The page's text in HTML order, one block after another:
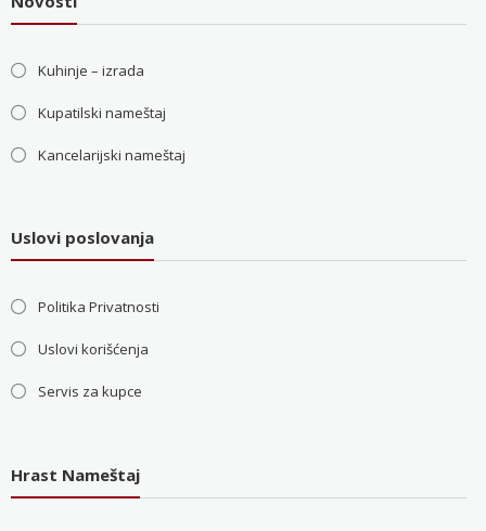
Kuhinje – izrada
Kupatilski nameštaj
Kancelarijski nameštaj
Uslovi poslovanja
Politika Privatnosti
Uslovi korišćenja
Servis za kupce
Hrast Nameštaj